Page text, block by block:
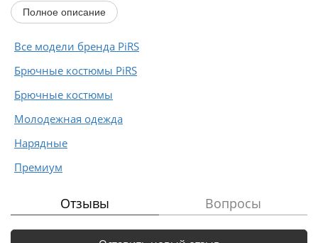
Полное описание
Все модели бренда PiRS
Брючные костюмы PiRS
Брючные костюмы
Молодежная одежда
Нарядные
Премиум
Отзывы Вопросы